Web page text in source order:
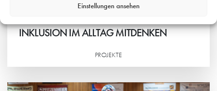
Einstellungen ansehen
INKLUSION IM ALLTAG MITDENKEN
PROJEKTE